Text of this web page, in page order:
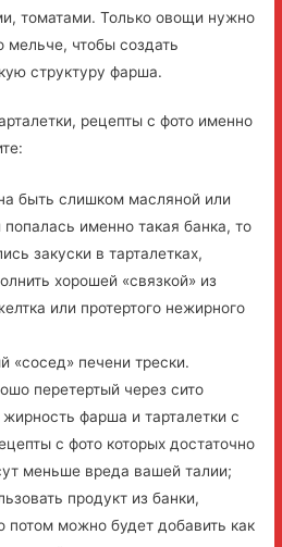
томатами. Только овощи нужно
мельче, чтобы создать
структуру фарша.
рецепты с фото именно
быть слишком масляной или
именно такая банка, то
закуски в тарталетках,
хорошей «связкой» из
или протертого нежирного
«сосед» печени трески.
перетертый через сито
фарша и тарталетки с
с фото которых достаточно
меньше вреда вашей талии;
продукт из банки,
потом можно будет добавить как